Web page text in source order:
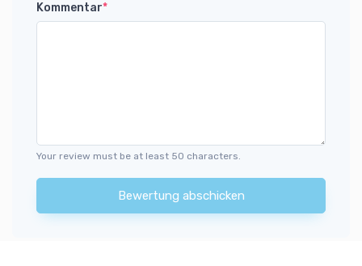
Kommentar*
Your review must be at least 50 characters.
Bewertung abschicken